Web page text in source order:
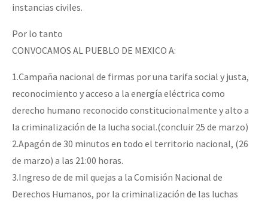
instancias civiles.
Por lo tanto
CONVOCAMOS AL PUEBLO DE MEXICO A:
1.Campaña nacional de firmas por una tarifa social y justa,
reconocimiento y acceso a la energía eléctrica como
derecho humano reconocido constitucionalmente y alto a
la criminalización de la lucha social.(concluir 25 de marzo)
2.Apagón de 30 minutos en todo el territorio nacional, (26
de marzo) a las 21:00 horas.
3.Ingreso de de mil quejas a la Comisión Nacional de
Derechos Humanos, por la criminalización de las luchas